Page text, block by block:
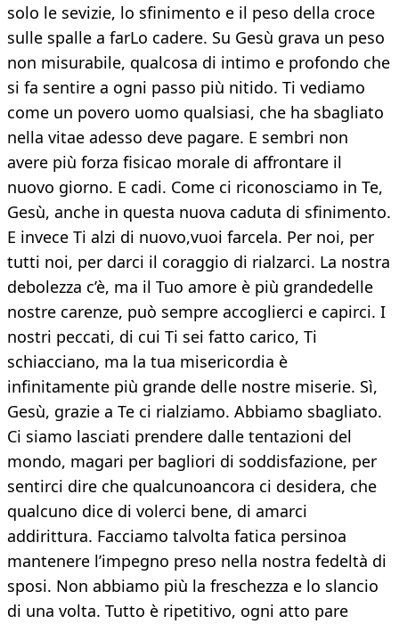
solo le sevizie, lo sfinimento e il peso della croce
sulle spalle a farLo cadere. Su Gesù grava un peso
non misurabile, qualcosa di intimo e profondo che
si fa sentire a ogni passo più nitido. Ti vediamo
come un povero uomo qualsiasi, che ha sbagliato
nella vitae adesso deve pagare. E sembri non
avere più forza fisicao morale di affrontare il
nuovo giorno. E cadi. Come ci riconosciamo in Te,
Gesù, anche in questa nuova caduta di sfinimento.
E invece Ti alzi di nuovo,vuoi farcela. Per noi, per
tutti noi, per darci il coraggio di rialzarci. La nostra
debolezza c’è, ma il Tuo amore è più grandedelle
nostre carenze, può sempre accoglierci e capirci. I
nostri peccati, di cui Ti sei fatto carico, Ti
schiacciano, ma la tua misericordia è
infinitamente più grande delle nostre miserie. Sì,
Gesù, grazie a Te ci rialziamo. Abbiamo sbagliato.
Ci siamo lasciati prendere dalle tentazioni del
mondo, magari per bagliori di soddisfazione, per
sentirci dire che qualcunoancora ci desidera, che
qualcuno dice di volerci bene, di amarci
addirittura. Facciamo talvolta fatica persinoa
mantenere l’impegno preso nella nostra fedeltà di
sposi. Non abbiamo più la freschezza e lo slancio
di una volta. Tutto è ripetitivo, ogni atto pare